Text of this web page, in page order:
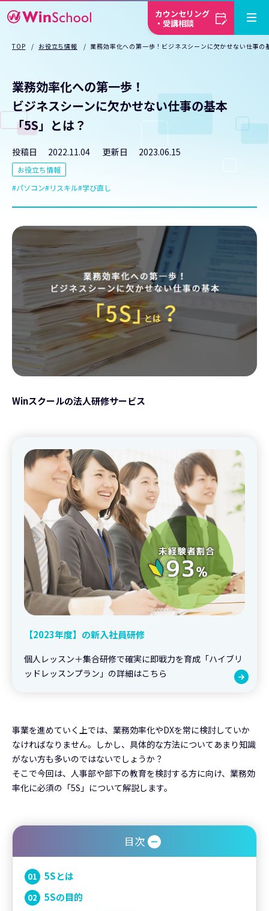
カウンセリング
・受講相談
TOP お役立ち情報 業務効率化への第一歩！ビジネスシーンに欠かせない仕事の
業務効率化への第一歩！
ビジネスシーンに欠かせない仕事の基本
「5S」とは？
投稿日 2022.11.04 更新日 2023.06.15
お役立ち情報
パソコン
リスキル 学び直し
Winスクールの法人研修サービス
【2023年度】の新入社員研修
個人レッスン＋集合研修で確実に即戦力を育成「ハイブリ
ッドレッスンプラン」の詳細はこちら
事業を進めていく上では、業務効率化やDXを常に検討していか
なければなりません。しかし、具体的な方法についてあまり知識
がない方も多いのではないでしょうか？
そこで今回は、人事部や部下の教育を検討する方に向け、業務効
率化に必須の「5S」について解説します。
目次
5Sとは
5Sの目的